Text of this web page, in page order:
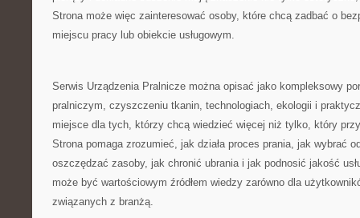
Strona może więc zainteresować osoby, które chcą zadbać o
miejscu pracy lub obiekcie usługowym.
Serwis Urządzenia Pralnicze można opisać jako kompleksowy
pralniczym, czyszczeniu tkanin, technologiach, ekologii i
miejsce dla tych, którzy chcą wiedzieć więcej niż tylko, który
Strona pomaga zrozumieć, jak działa proces prania, jak wybrać
oszczędzać zasoby, jak chronić ubrania i jak podnosić jakość
może być wartościowym źródłem wiedzy zarówno dla
związanych z branżą.